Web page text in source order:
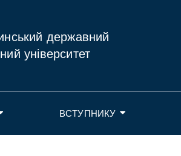
державний
університет
ВСТУПНИКУ